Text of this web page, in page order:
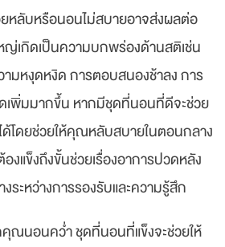
ลับหรือนอนไม่สบายอาจส่งผลต่อ
เกิดเป็นความบกพร่องด้านสติเช่น
มหงุดหงิด การตอบสนองช้าลง การ
เพิ่มมากขึ้น หากมีชุดที่นอนที่ดีจะช่วย
ด้โดยช่วยให้คุณหลับสบายในตอนกลาง
งแข็งถึงขั้นช่วยเรื่องอาการปวดหลัง
ระหว่างการรองรับและความรู้สึก
ณนอนคว่ำ ชุดที่นอนที่แข็งจะช่วยให้